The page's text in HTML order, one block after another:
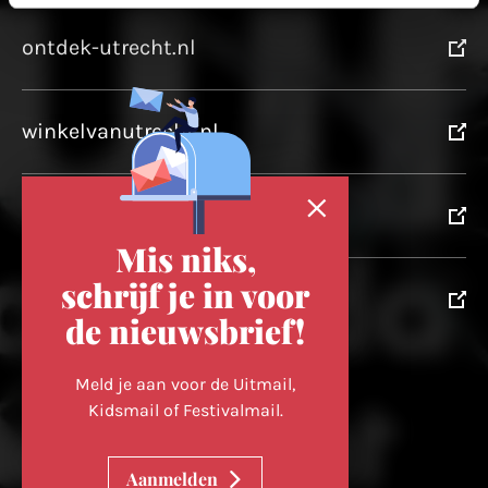
ontdek-utrecht.nl
winkelvanutrecht.nl
utrechtpartners.nl
Volg ons op
Mis niks,
schrijf je in voor
de nieuwsbrief!
Meld je aan voor de Uitmail,
Kidsmail of Festivalmail.
Aanmelden